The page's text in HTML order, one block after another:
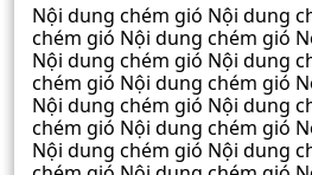
Nội dung chém gió Nội dung
chém gió Nội dung chém gió
Nội dung chém gió Nội dung
chém gió Nội dung chém gió
Nội dung chém gió Nội dung
chém gió Nội dung chém gió
Nội dung chém gió Nội dung